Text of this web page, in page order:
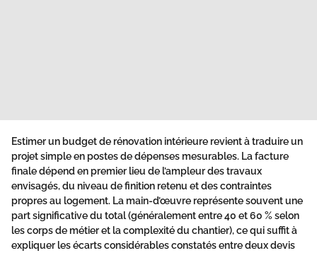
Estimer un budget de rénovation intérieure revient à traduire un
projet simple en postes de dépenses mesurables. La facture
finale dépend en premier lieu de l’ampleur des travaux
envisagés, du niveau de finition retenu et des contraintes
propres au logement. La main-d’œuvre représente souvent une
part significative du total (généralement entre 40 et 60 % selon
les corps de métier et la complexité du chantier), ce qui suffit à
expliquer les écarts considérables constatés entre deux devis